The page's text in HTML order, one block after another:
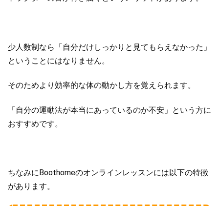
少人数制なら「自分だけしっかりと見てもらえなかった」
ということにはなりません。
そのためより効率的な体の動かし方を覚えられます。
「自分の運動法が本当にあっているのか不安」という方に
おすすめです。
ちなみにBoothomeのオンラインレッスンには以下の特徴
があります。